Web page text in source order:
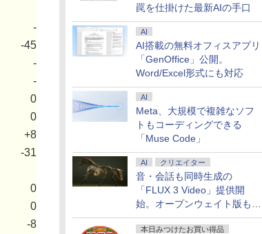
罠を仕掛けた最新AIの手口
AI
AI搭載の無料オフィスアプリ
「GenOffice」公開。
Word/Excel形式にも対応
AI
Meta、大規模で複雑なソフ
トもコーディングできる
「Muse Code」
AI クリエイター
音・会話も同時生成の
「FLUX 3 Video」提供開
始。オープンウェイト版も計
画
本日みつけたお買い得品
-
-45
-
-
0
0
+8
-31
0
0
-8